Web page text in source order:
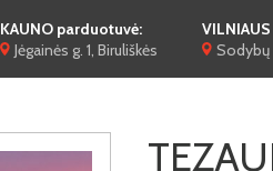
KAUNO parduotuvė:
Jėgainės g. 1, Biruliškės
Sodybų